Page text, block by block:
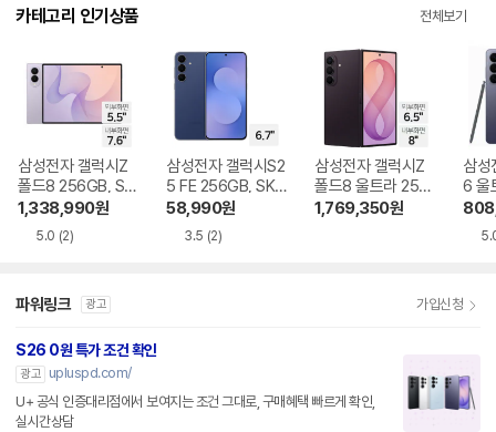
카테고리 인기상품 전체보기
삼성전자 갤럭시Z
폴드8 256GB, SK
T 기기변경 완납
1,338,990원
5.0 (2)
삼성전자 갤럭시S2
5 FE 256GB, SKT
기기변경 완납
58,990원
3.5 (2)
삼성전자 갤럭시Z
폴드8 울트라 256
GB, SKT 기기변경
1,769,350원
삼성
6 울
SKT
파워링크 광고 가입신청
S26 0원 특가 조건 확인
광고
upluspd.com/
U+ 공식 인증대리점에서 보여지는 조건 그대로, 구매혜택 빠르게 확인,
실시간상담